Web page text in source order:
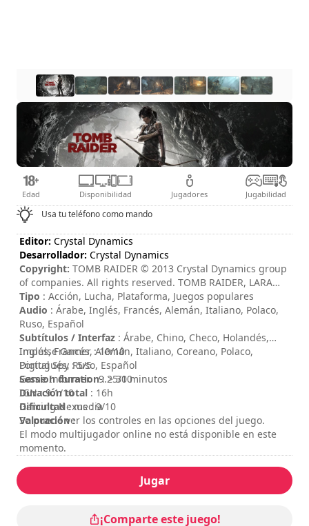
Edad Disponibilidad Jugadores Jugabilidad
Usa tu teléfono como mando
Editor: Crystal Dynamics
Desarrollador: Crystal Dynamics
Copyright: TOMB RAIDER © 2013 Crystal Dynamics group
of companies. All rights reserved. TOMB RAIDER, LARA
CROFT, CRYSTAL DYNAMICS, the CRYSTAL DYNAMICS logo,
EIDOS, and the EIDOS logo are trademarks of the Crystal
Dynamics and Eidos Interactive Corp. group of
companies.
Tipo : Acción, Lucha, Plataforma, Juegos populares
Audio : Árabe, Inglés, Francés, Alemán, Italiano, Polaco,
Ruso, Español
Subtítulos / Interfaz : Árabe, Chino, Checo, Holandés,
Inglés, Francés, Alemán, Italiano, Coreano, Polaco,
Portugués, Ruso, Español
Session duration: > 30 minutos
Duración total : 16h
Dificultad: media
Valoración:
Impulse Gamer : 10/10
Digital Spy : 5/5
Game Informer : 9.25/10
IGN : 9.1/10
Gaming Nexus : 9/10
Se puede ver los controles en las opciones del juego.
El modo multijugador online no está disponible en este
momento.
Jugar
¡Comparte este juego!